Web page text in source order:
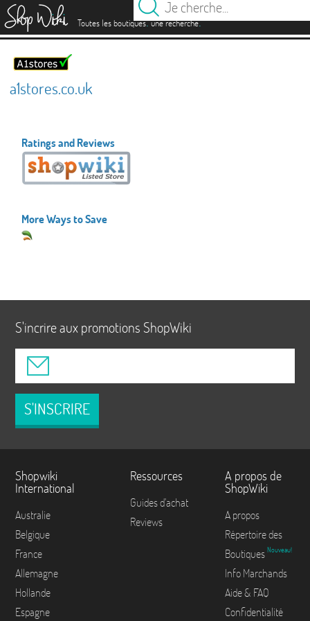
Toutes les boutiques.une recherche.
a1stores.co.uk
Ratings and Reviews
More Ways to Save
S'incrire aux promotions ShopWiki
S'INSCRIRE
Shopwiki
International
Australie
Belgique
France
Allemagne
Hollande
Espagne
Ressources
Guides d'achat
Reviews
A propos de
ShopWiki
A propos
Répertoire des
Boutiques Nouveau!
Info Marchands
Aide & FAQ
Confidentialité